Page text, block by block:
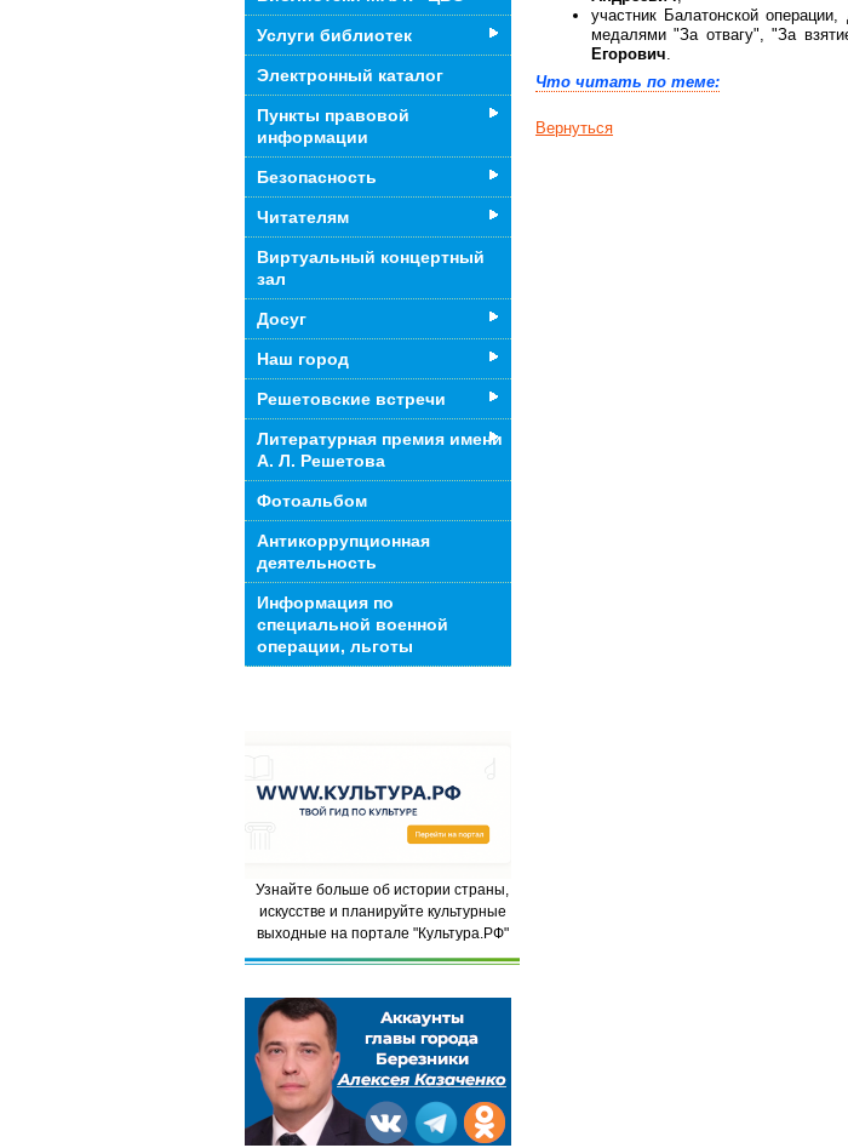
участник Балатонской
медалями "За отвагу", "За
Егорович.
Что читать по теме:
Вернуться
Услуги библиотек
Электронный каталог
Пункты правовой
информации
Безопасность
Читателям
Виртуальный концертный
зал
Досуг
Наш город
Решетовские встречи
Литературная премия имени
А. Л. Решетова
Фотоальбом
Антикоррупционная
деятельность
Информация по
специальной военной
операции, льготы
Узнайте больше об истории страны,
искусстве и планируйте культурные
выходные на портале "Культура.РФ"